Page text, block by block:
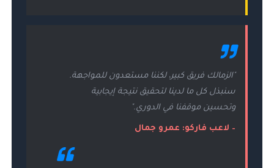
"الزمالك فريق كبير، لكننا مستعدون للمواجهة.
سنبذل كل ما لدينا لتحقيق نتيجة إيجابية
وتحسين موقفنا في الدوري."
– لاعب فاركو: عمرو جمال